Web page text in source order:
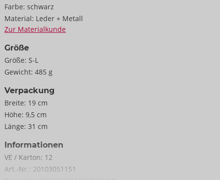
Farbe: schwarz
Material: Leder + Metall
Zur Materialkunde
Größe
Größe: S-L
Gewicht: 485 g
Verpackung
Breite: 19 cm
Höhe: 9,5 cm
Länge: 31 cm
Informationen
VE / Karton: 12
Art.-Nr.: 20103051151